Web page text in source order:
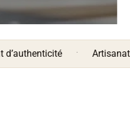
· Artisanat djerbien